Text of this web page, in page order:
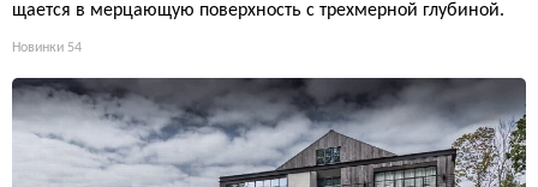
щается в мерцающую поверхность с трехмерной глубиной.
Новинки 54